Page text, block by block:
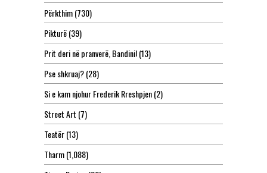
Përkthim(730)
Pikturë(39)
Prit deri në pranverë, Bandini!(13)
Pse shkruaj?(28)
Si e kam njohur Frederik Rreshpjen(2)
Street Art (7)
Teatër(13)
Tharm(1,088)